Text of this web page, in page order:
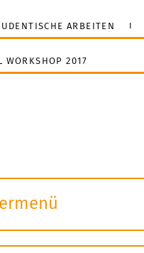
ARBEITEN
WORKSHOP 2017